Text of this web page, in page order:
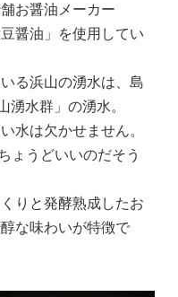
お醤油メーカー
醤油」を使用してい
る浜山の湧水は、島
湧水群」の湧水。
水は欠かせません。
ょうどいいのだそう
りと発酵熟成したお
な味わいが特徴で